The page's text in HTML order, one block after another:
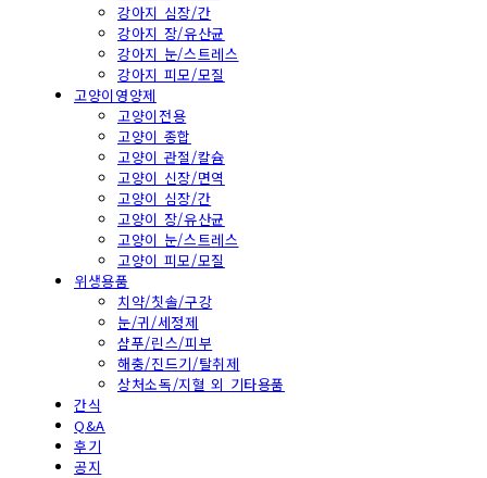
강아지 심장/간
강아지 장/유산균
강아지 눈/스트레스
강아지 피모/모질
고양이영양제
고양이전용
고양이 종합
고양이 관절/칼슘
고양이 신장/면역
고양이 심장/간
고양이 장/유산균
고양이 눈/스트레스
고양이 피모/모질
위생용품
치약/칫솔/구강
눈/귀/세정제
샴푸/린스/피부
해충/진드기/탈취제
상처소독/지혈 외 기타용품
간식
Q&A
후기
공지